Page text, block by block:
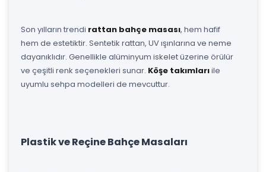
Son yılların trendi rattan bahçe masası, hem hafif
hem de estetiktir. Sentetik rattan, UV ışınlarına ve neme
dayanıklıdır. Genellikle alüminyum iskelet üzerine örülür
ve çeşitli renk seçenekleri sunar. Köşe takımlarıile
uyumlu sehpa modelleri de mevcuttur.
Plastik ve Reçine Bahçe Masaları